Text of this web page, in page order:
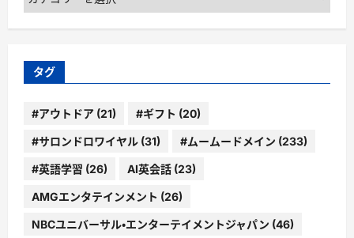
テ
ゴ
ー
タグ
#アウトドア (21) #ギフト (20)
#サロンドロワイヤル (31) #ムームードメイン (233)
#英語学習 (26) AI英会話 (23)
AMGエンタテインメント (26)
NBCユニバーサル・エンターテイメントジャパン (46)